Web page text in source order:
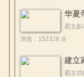
霸主剧
浏览：152328 次
霸主功